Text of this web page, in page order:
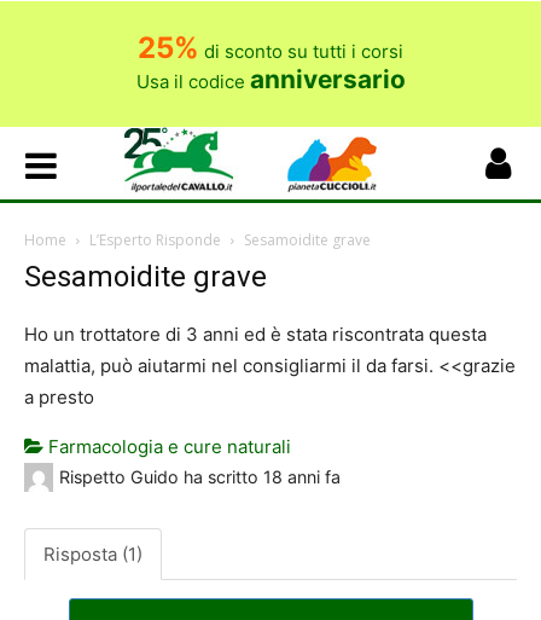
25% di sconto su tutti i corsi
Usa il codice anniversario
Home L’Esperto Risponde Sesamoidite grave
Sesamoidite grave
Ho un trottatore di 3 anni ed è stata riscontrata questa
malattia, può aiutarmi nel consigliarmi il da farsi. <<grazie
a presto
Farmacologia e cure naturali
Rispetto Guido ha scritto 18 anni fa
Risposta (1)